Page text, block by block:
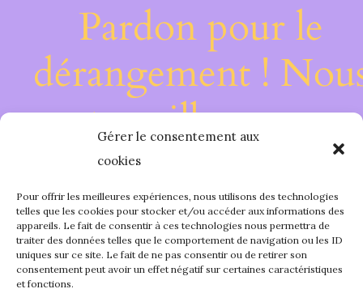
Gérer le consentement aux
cookies
Pour offrir les meilleures expériences, nous utilisons des technologies
telles que les cookies pour stocker et/ou accéder aux informations des
appareils. Le fait de consentir à ces technologies nous permettra de
traiter des données telles que le comportement de navigation ou les ID
uniques sur ce site. Le fait de ne pas consentir ou de retirer son
consentement peut avoir un effet négatif sur certaines caractéristiques
et fonctions.
Pardon pour le
dérangement !
travaillons sur
quelque chose de
fantastique –
bientôt !